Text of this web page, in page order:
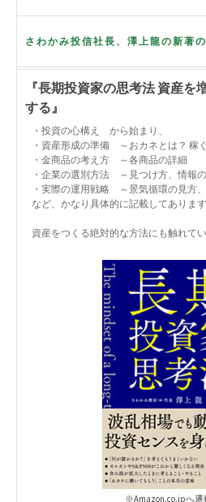
さわかみ投信社長、澤上龍の新著
『長期投資家の思考法 資産を
する』
・投資の心構え から始まり、
・資産形成の準備 ～おカネとは？ 稼
・金商品の考え方 ～各商品の詳細
・企業の選別方法 ～見つけ方、情報
・実際の運用戦略 ～景気循環の見方
など、かなり具体的に記載してあります
資産をつくる絶対的な方法にも触れて
※Amazon.co.jpへ遷